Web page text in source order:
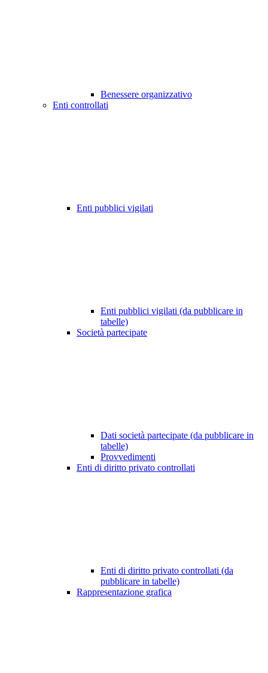
Benessere organizzativo
Enti controllati
Enti pubblici vigilati
Enti pubblici vigilati (da pubblicare in
tabelle)
Società partecipate
Dati società partecipate (da pubblicare in
tabelle)
Provvedimenti
Enti di diritto privato controllati
Enti di diritto privato controllati (da
pubblicare in tabelle)
Rappresentazione grafica